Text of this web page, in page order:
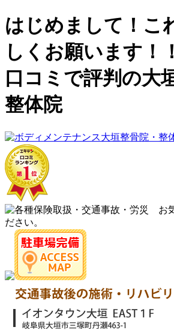
はじめまして！こ
しくお願います！
口コミで評判の大
整体院